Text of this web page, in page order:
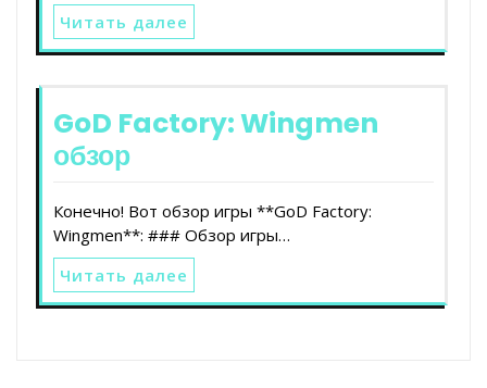
Читать далее
GoD Factory: Wingmen
обзор
Конечно! Вот обзор игры **GoD Factory:
Wingmen**: ### Обзор игры…
Читать далее